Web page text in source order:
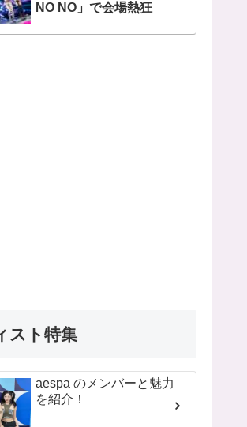
NO NO」で会場熱狂
スト特集
aespa のメンバーと魅力
を紹介！